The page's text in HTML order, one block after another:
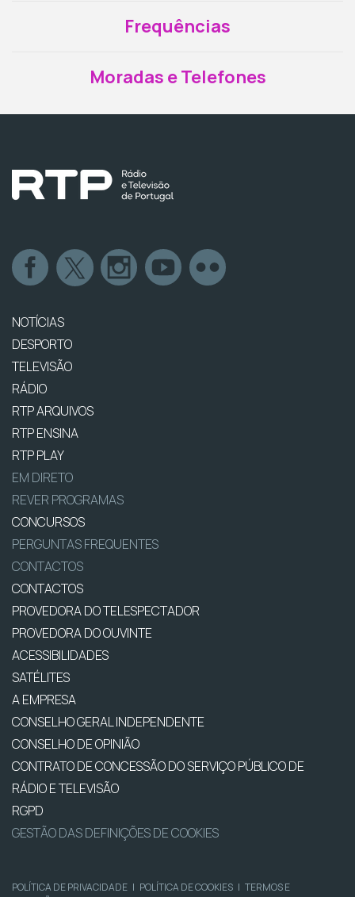
Frequências
Moradas e Telefones
NOTÍCIAS
DESPORTO
TELEVISÃO
RÁDIO
RTP ARQUIVOS
RTP ENSINA
RTP PLAY
EM DIRETO
REVER PROGRAMAS
CONCURSOS
PERGUNTAS FREQUENTES
CONTACTOS
CONTACTOS
PROVEDORA DO TELESPECTADOR
PROVEDORA DO OUVINTE
ACESSIBILIDADES
SATÉLITES
A EMPRESA
CONSELHO GERAL INDEPENDENTE
CONSELHO DE OPINIÃO
CONTRATO DE CONCESSÃO DO SERVIÇO PÚBLICO DE
RÁDIO E TELEVISÃO
RGPD
GESTÃO DAS DEFINIÇÕES DE COOKIES
POLÍTICA DE PRIVACIDADE | POLÍTICA DE COOKIES | TERMOS E